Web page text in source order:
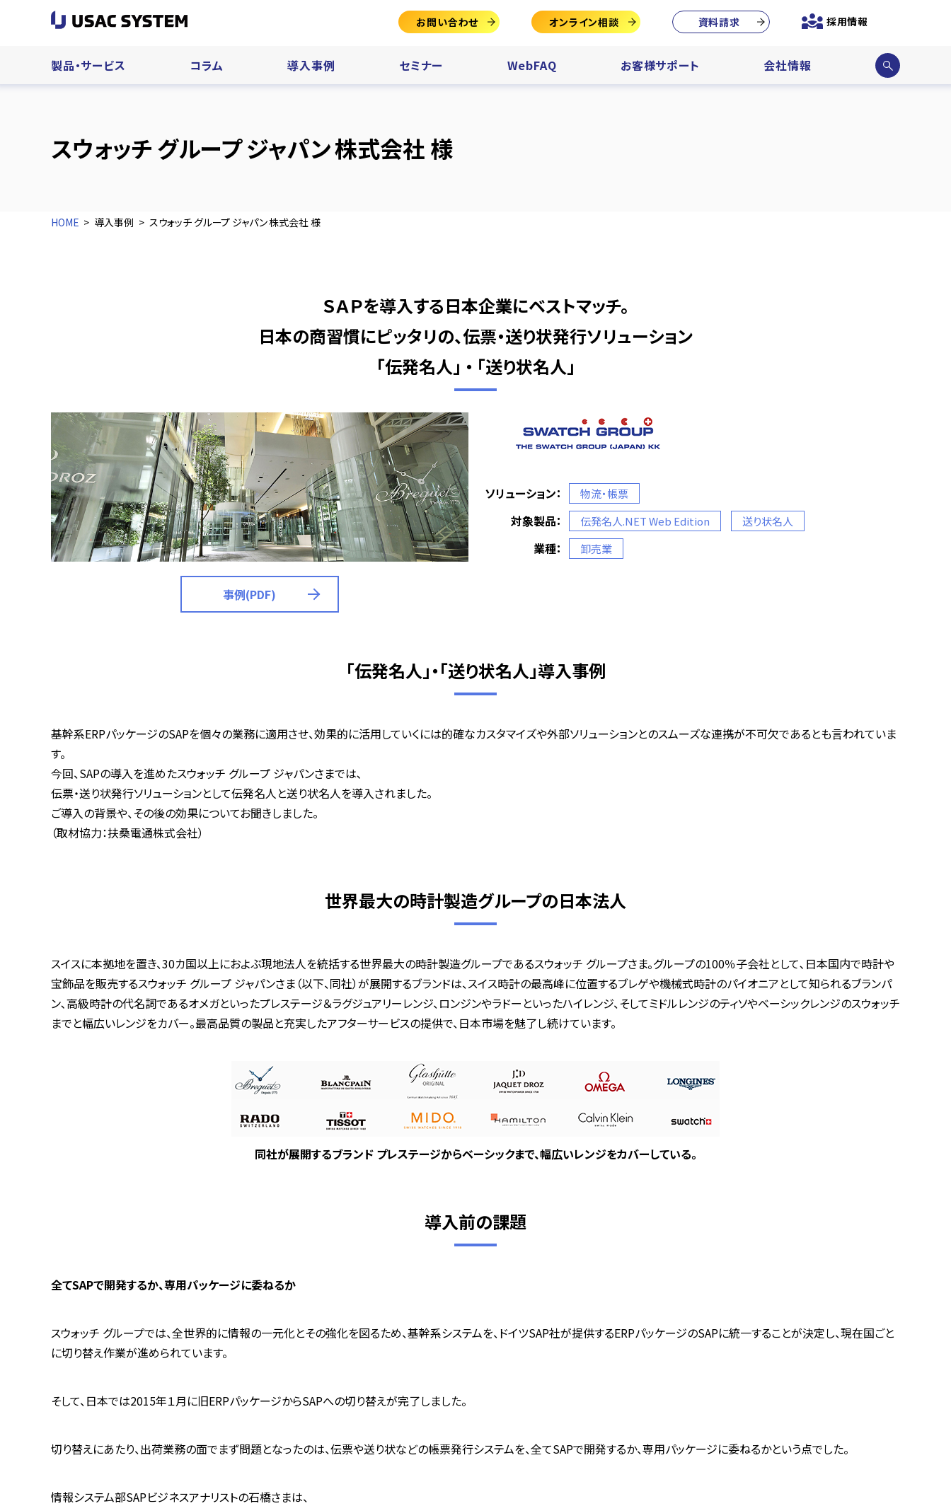
製品・サービス コラム 導入事例 セミナー WebFAQ お客様サポート 会社情報
サイ
ト内
お問い合わせ オンライン相談 資料請求 採用情報
スウォッチ グループ ジャパン 株式会社 様
HOME 導入事例 スウォッチ グループ ジャパン 株式会社 様
ＳＡＰを導入する日本企業にベストマッチ。
日本の商習慣にピッタリの、伝票・送り状発行ソリューション
「伝発名人」 ・ 「送り状名人」
ソリューション： 物流・帳票
対象製品： 伝発名人.NET Web Edition 送り状名人
業種： 卸売業
事例(PDF)
「伝発名人」・「送り状名人」導入事例
基幹系ERPパッケージのSAPを個々の業務に適用させ、効果的に活用していくには的確なカスタマイズや外部ソリューションとのスムーズな連携が不可欠であるとも言われていま
す。
今回、SAPの導入を進めたスウォッチ グループ ジャパンさまでは､
伝票・送り状発行ソリューションとして伝発名人と送り状名人を導入されました。
ご導入の背景や、その後の効果についてお聞きしました。
（取材協力：扶桑電通株式会社）
世界最大の時計製造グループの日本法人
スイスに本拠地を置き、30カ国以上におよぶ現地法人を統括する世界最大の時計製造グループであるスウォッチ グループさま。グループの100％子会社として､日本国内で時計や
宝飾品を販売するスウォッチ グループ ジャパンさま（以下、同社）が展開するブランドは、スイス時計の最高峰に位置するブレゲや機械式時計のパイオニアとして知られるブランパ
ン､高級時計の代名詞であるオメガといったプレステージ＆ラグジュアリーレンジ、ロンジンやラドーといったハイレンジ、そしてミドルレンジのティソやベーシックレンジのスウォッチ
までと幅広いレンジをカバー。最高品質の製品と充実したアフターサービスの提供で、日本市場を魅了し続けています。
同社が展開するブランド プレステージからベーシックまで、幅広いレンジをカバーしている。
導入前の課題
全てSAPで開発するか、専用パッケージに委ねるか
スウォッチ グループでは、全世界的に情報の一元化とその強化を図るため、基幹系システムを、ドイツSAP社が提供するERPパッケージのSAPに統一することが決定し、現在国ごと
に切り替え作業が進められています。
そして、日本では2015年１月に旧ERPパッケージからSAPへの切り替えが完了しました。
切り替えにあたり、出荷業務の面でまず問題となったのは、伝票や送り状などの帳票発行システムを、全てSAPで開発するか、専用パッケージに委ねるかという点でした。
情報システム部SAPビジネスアナリストの石橋さまは、